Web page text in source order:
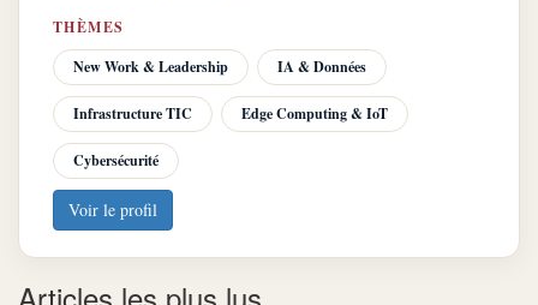
THÈMES
New Work & Leadership
IA & Données
Infrastructure TIC Edge Computing & IoT
Cybersécurité
Voir le profil